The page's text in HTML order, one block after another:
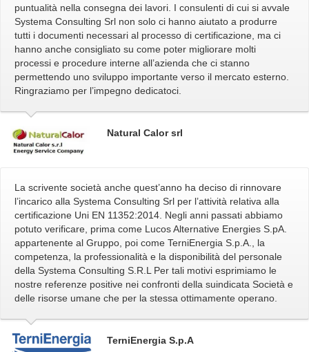
puntualità nella consegna dei lavori. I consulenti di cui si avvale
Systema Consulting Srl non solo ci hanno aiutato a produrre
tutti i documenti necessari al processo di certificazione, ma ci
hanno anche consigliato su come poter migliorare molti
processi e procedure interne all’azienda che ci stanno
permettendo uno sviluppo importante verso il mercato esterno.
Ringraziamo per l’impegno dedicatoci.
Natural Calor srl
La scrivente società anche quest’anno ha deciso di rinnovare
l’incarico alla Systema Consulting Srl per l’attività relativa alla
certificazione Uni EN 11352:2014. Negli anni passati abbiamo
potuto verificare, prima come Lucos Alternative Energies S.pA.
appartenente al Gruppo, poi come TerniEnergia S.p.A., la
competenza, la professionalità e la disponibilità del personale
della Systema Consulting S.R.L Per tali motivi esprimiamo le
nostre referenze positive nei confronti della suindicata Società e
delle risorse umane che per la stessa ottimamente operano.
TerniEnergia S.p.A